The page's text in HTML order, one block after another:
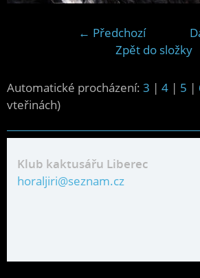
← Předchozí
Zpět do složky
Automatické procházení: 3 | 4 | 5 |
vteřinách)
Klub kaktusářu Liberec
horaljiri@seznam.cz